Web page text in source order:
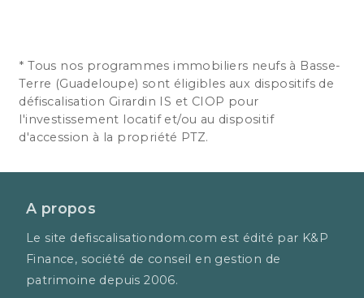
* Tous nos programmes immobiliers neufs à Basse-
Terre (Guadeloupe) sont éligibles aux dispositifs de
défiscalisation Girardin IS et CIOP pour
l'investissement locatif et/ou au dispositif
d'accession à la propriété PTZ.
A propos
Le site defiscalisationdom.com est édité par K&P
Finance, société de conseil en gestion de
patrimoine depuis 2006.